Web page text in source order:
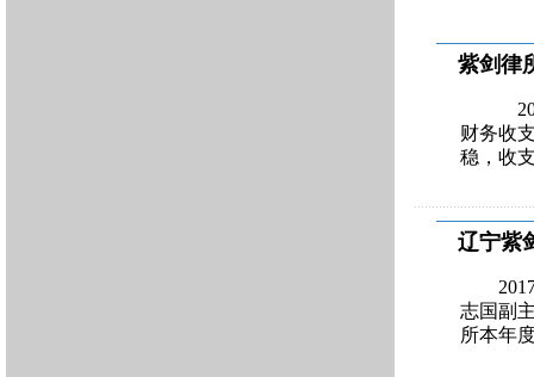
紫剑律
财务收
稳，收
辽宁紫
志国副
所本年